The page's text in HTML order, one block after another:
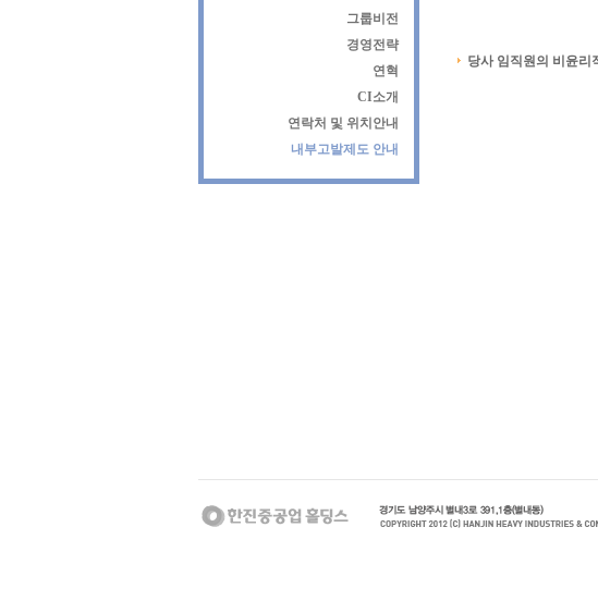
그룹비전
경영전략
연혁
CI소개
연락처 및 위치안내
내부고발제도 안내
당사 임직원의 비윤리